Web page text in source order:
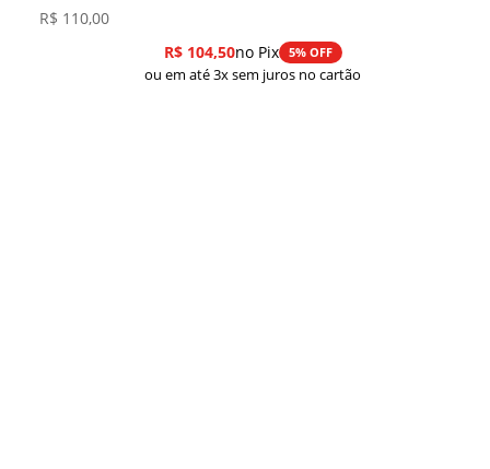
R$ 110,00
R$104,50no Pix 5% OFF
ou em até 3x sem juros no cartão